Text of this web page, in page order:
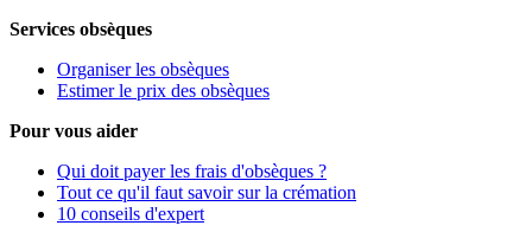
Services obsèques
Organiser les obsèques
Estimer le prix des obsèques
Pour vous aider
Qui doit payer les frais d'obsèques ?
Tout ce qu'il faut savoir sur la crémation
10 conseils d'expert